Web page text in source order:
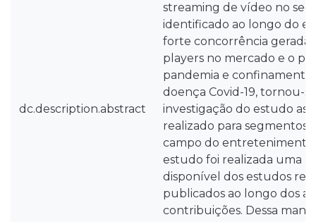
dc.description.abstract
streaming de vídeo no
identificado ao longo do
forte concorrência gerada
players no mercado e o
pandemia e confinamento
doença Covid-19, tornou-
investigação do estudo
realizado para segmentos
campo do
estudo foi realizada uma
disponível dos estudos
publicados ao longo dos
contribuições. Dessa